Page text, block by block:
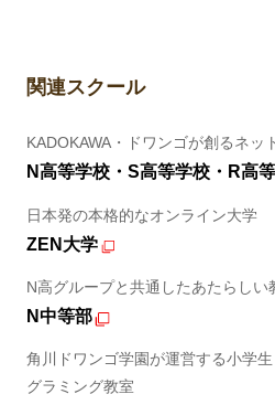
関連スクール
KADOKAWA・ドワンゴが創るネッ
N高等学校・S高等学校・R高
日本発の本格的なオンライン大学
ZEN大学
N高グループと共通したあたらしい
N中等部
角川ドワンゴ学園が運営する小学
グラミング教室